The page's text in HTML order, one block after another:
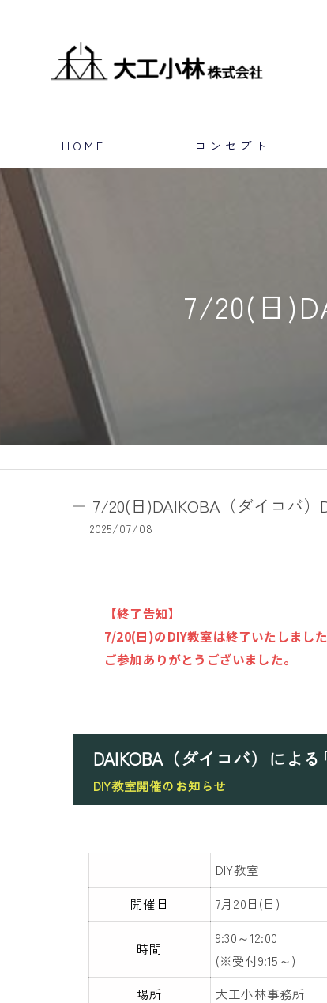
HOME コンセプト
7/20(日
7/20(日)DAIKOBA（ダイコバ
2025/07/08
【終了告知】
7/20(日)のDIY教室は終了いたしました
ご参加ありがとうございました。
DAIKOBA（ダイコバ）によ
DIY教室開催のお知らせ
DIY教室
開催日
7月20日(日)
時間
9:30～12:00
(※受付9:15～)
場所
大工小林事務所